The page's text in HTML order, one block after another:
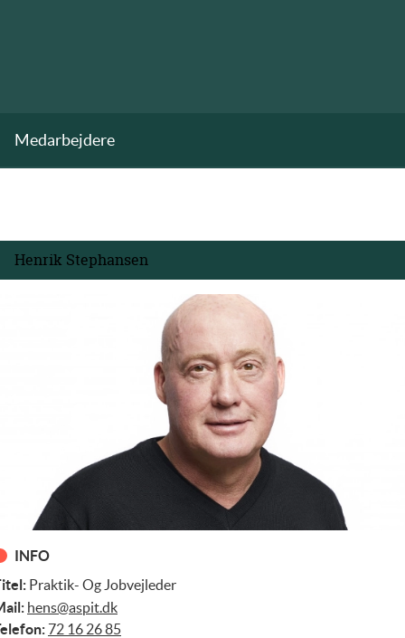
Medarbejdere
Henrik Stephansen
INFO
Praktik- Og Jobvejleder
hens@aspit.dk
72 16 26 85